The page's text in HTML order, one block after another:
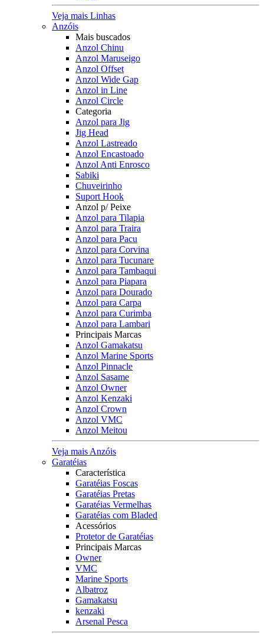
Veja mais Linhas
Anzóis
Mais buscados
Anzol Chinu
Anzol Maruseigo
Anzol Offset
Anzol Wide Gap
Anzol in Line
Anzol Circle
Categoria
Anzol para Jig
Jig Head
Anzol Lastreado
Anzol Encastoado
Anzol Anti Enrosco
Sabiki
Chuveirinho
Suport Hook
Anzol p/ Peixe
Anzol para Tilapia
Anzol para Traira
Anzol para Pacu
Anzol para Corvina
Anzol para Tucunare
Anzol para Tambaqui
Anzol para Piapara
Anzol para Dourado
Anzol para Carpa
Anzol para Curimba
Anzol para Lambari
Principais Marcas
Anzol Gamakatsu
Anzol Marine Sports
Anzol Pinnacle
Anzol Sasame
Anzol Owner
Anzol Kenzaki
Anzol Crown
Anzol VMC
Anzol Meitou
Veja mais Anzóis
Garatéias
Característica
Garatéias Foscas
Garatéias Pretas
Garatéias Vermelhas
Garatéias com Bladed
Acessórios
Protetor de Garatéias
Principais Marcas
Owner
VMC
Marine Sports
Albatroz
Gamakatsu
kenzaki
Arsenal Pesca